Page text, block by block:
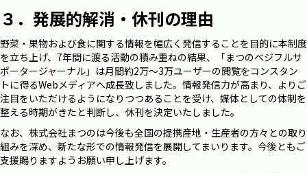
３．発展的解消・休刊の理由
野菜・果物および食に関する情報を幅広く発信することを目的に本制度
を立ち上げ、7年間に渡る活動の積み重ねの結果、「まつのベジフルサ
ポータージャーナル」は月間約2万～3万ユーザーの閲覧をコンスタン
トに得るWebメディアへ成長致しました。情報発信力が高まり、よりご
注目をいただけるようになりつつあることを受け、媒体としての体制を
整える時期がきたと判断し、休刊を決定いたしました。
なお、株式会社まつのは今後も全国の提携産地・生産者の方々との取り
組みを深め、新たな形での情報発信を展開してまいります。今後ともご
支援賜りますようお願い申し上げます。